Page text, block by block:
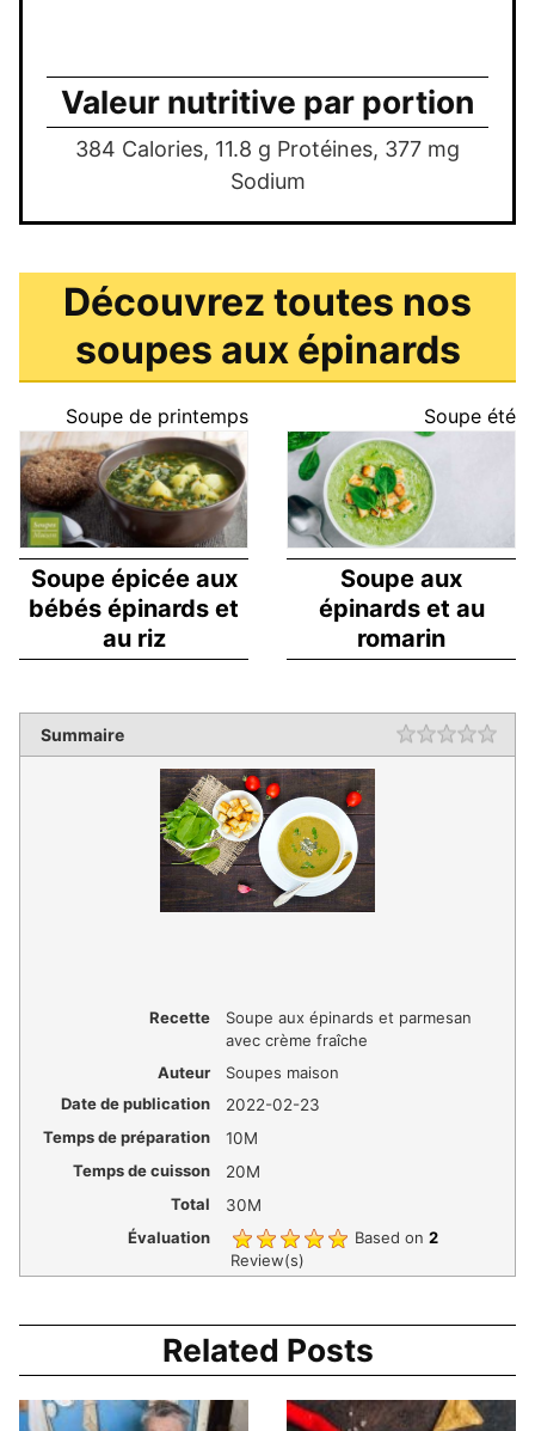
Valeur nutritive par portion
384 Calories, 11.8 g Protéines, 377 mg
Sodium
Découvrez toutes nos
soupes aux épinards
Soupe de printemps
Soupe épicée aux
bébés épinards et
au riz
Soupe été
Soupe aux
épinards et au
romarin
Summaire
Recette
Soupe aux épinards et parmesan
avec crème fraîche
Auteur
Soupes maison
Date de publication
2022-02-23
Temps de préparation
10M
Temps de cuisson
20M
Total
30M
Évaluation
Based on2
Review(s)
Related Posts